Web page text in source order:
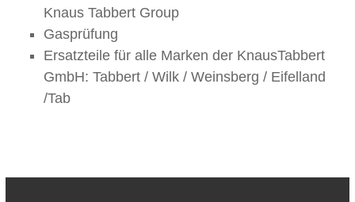
Knaus Tabbert Group
Gasprüfung
Ersatzteile für alle Marken der KnausTabbert
GmbH: Tabbert / Wilk / Weinsberg / Eifelland
/Tab